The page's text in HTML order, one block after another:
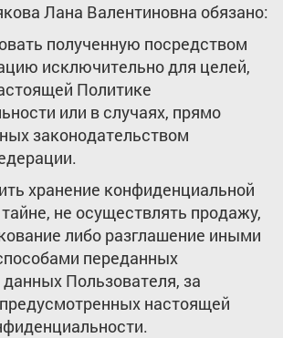
Лана Валентиновна обязано:
полученную посредством
исключительно для целей,
Политике
или в случаях, прямо
законодательством
хранение конфиденциальной
не осуществлять продажу,
либо разглашение иными
переданных
Пользователя, за
настоящей